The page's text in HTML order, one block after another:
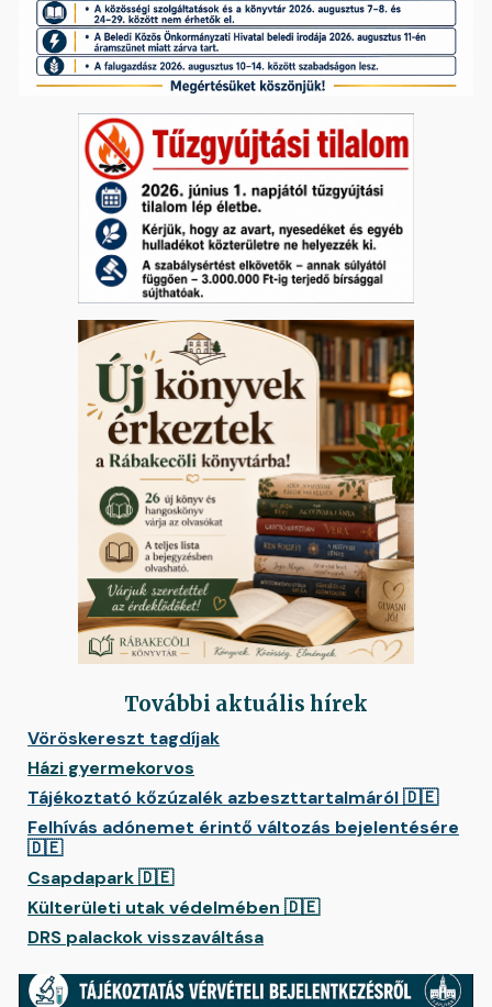
További aktuális hírek
Vöröskereszt tagdíjak
Házi gyermekorvos
Tájékoztató kőzúzalék azbeszttartalmáról 🇩🇪
Felhívás adónemet érintő változás bejelentésére
🇩🇪
Csapdapark 🇩🇪
Külterületi utak védelmében 🇩🇪
DRS palackok visszaváltása